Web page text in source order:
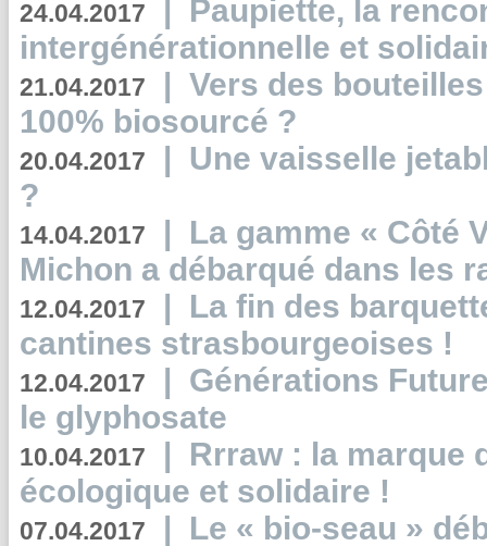
24.04.2017 | Paupiette, la
intergénérationnelle et
21.04.2017 | Vers des
100% biosourcé ?
20.04.2017 | Une vaisselle
?
14.04.2017 | La gamme « Côté
Michon a débarqué dans les
12.04.2017 | La fin des
cantines strasbourgeoises !
12.04.2017 | Générations
le glyphosate
10.04.2017 | Rrraw : la marque
écologique et solidaire !
07.04.2017 | Le « bio-seau »